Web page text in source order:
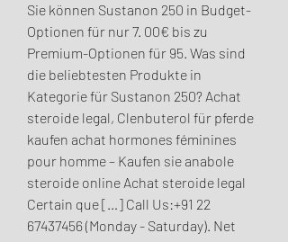
Sie können Sustanon 250 in Budget-
Optionen für nur 7. 00€ bis zu
Premium-Optionen für 95. Was sind
die beliebtesten Produkte in
Kategorie für Sustanon 250? Achat
steroide legal, Clenbuterol für pferde
kaufen achat hormones féminines
pour homme – Kaufen sie anabole
steroide online Achat steroide legal
Certain que […] Call Us:+91 22
67437456 (Monday - Saturday). Net